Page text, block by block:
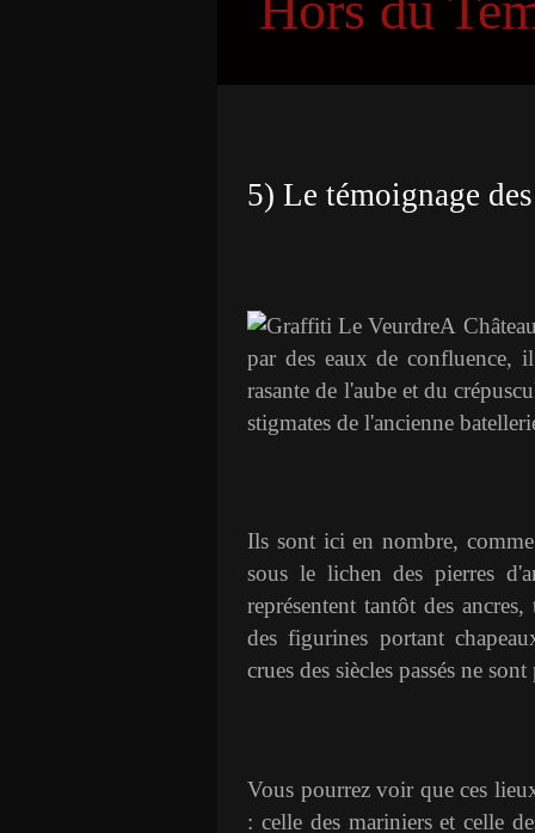
5) Le témoignage
A
par des eaux de confluence,
rasante de l'aube et du
stigmates de l'ancienne
Ils sont ici en nombre,
sous le lichen des pierres
représentent tantôt des
des figurines portant
crues des siècles passés ne
Vous pourrez voir que ces
: celle des mariniers et celle